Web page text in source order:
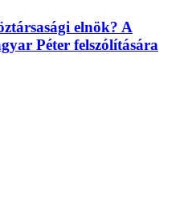
elnök? A
Péter felszólítására